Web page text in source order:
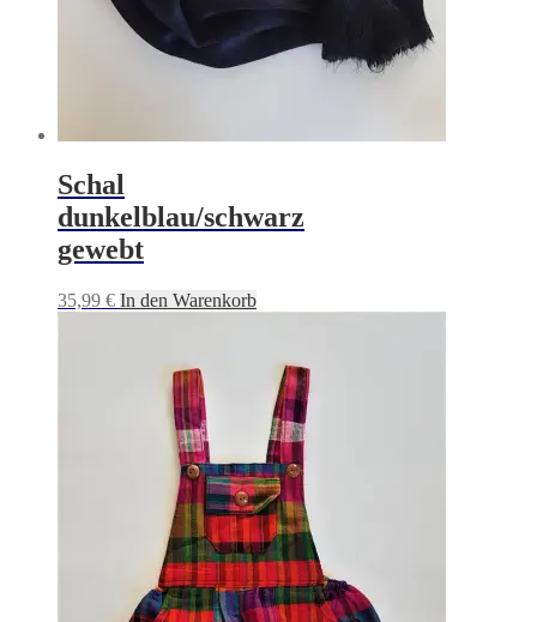
Schal
dunkelblau/schwarz
gewebt
35,99 € In den Warenkorb